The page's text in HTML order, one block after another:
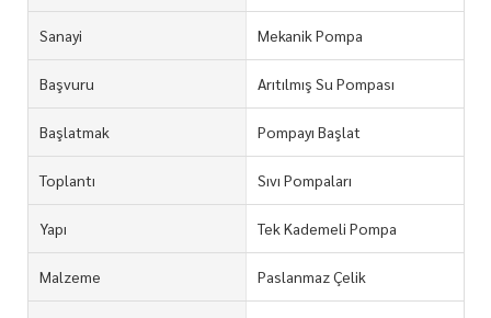
Sanayi Mekanik Pompa
Başvuru Arıtılmış Su Pompası
Başlatmak Pompayı Başlat
Toplantı Sıvı Pompaları
Yapı Tek Kademeli Pompa
Malzeme Paslanmaz Çelik